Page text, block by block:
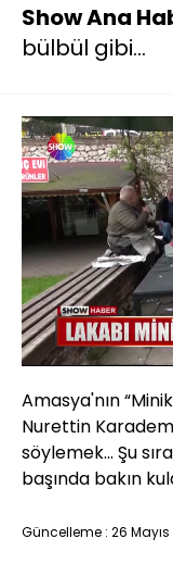
Show Ana
bülbül gibi...
Sesi
Aç
Amasya'nın
Nurettin
söylemek... Şu
başında bakın
Güncelleme : 26 Mayıs